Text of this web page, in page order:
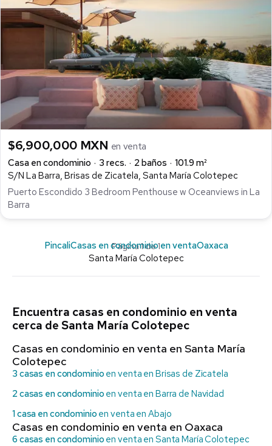
$6,900,000 MXN en venta
Casa en condominio
3 recs. 2 baños
101.9 m²
S/N La Barra, Brisas de Zicatela, Santa María Colotepec
Puerto Escondido 3 Bedroom Penthouse w Oceanviews in La
Barra
Página 1 de 1
PincaliCasas en condominio en ventaOaxaca
Santa María Colotepec
Encuentra casas en condominio en venta
cerca de Santa María Colotepec
Casas en condominio en venta en Santa María
Colotepec
3 casas en condominio en venta en Brisas de Zicatela
2 casas en condominio en venta en Barra de Navidad
1 casa en condominio en venta en Abajo
Casas en condominio en venta en Oaxaca
6 casas en condominio en venta en Santa María Colotepec